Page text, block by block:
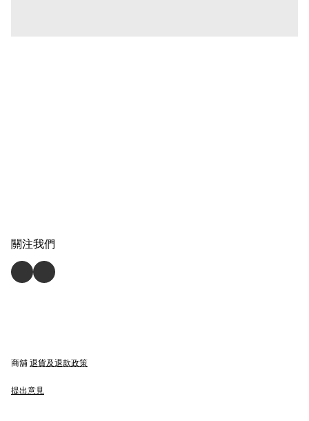
關注我們
商舖 退貨及退款政策
提出意見